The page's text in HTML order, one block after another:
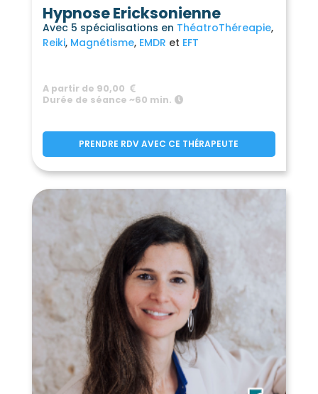
Hypnose Ericksonienne
Avec 5 spécialisations en ThéatroThéreapie
Reiki Magnétisme EMDR EFT
A partir de 90,00
Durée de séance ~60 min.
PRENDRE RDV AVEC CE THÉRAPEUTE